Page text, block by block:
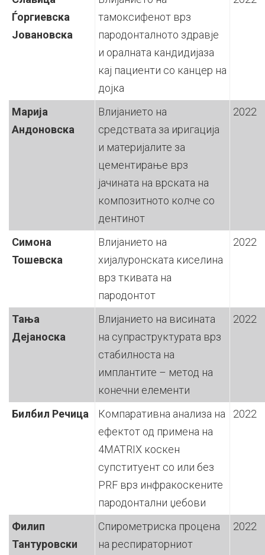
Ѓоргиевска
Јовановска
тамоксифенот врз
пародонталното здравје
и оралната кандидијаза
кај пациенти со канцер на
дојка
Марија
Андоновска
Влијанието на
средствата за иригација
и материјалите за
цементирање врз
јачината на врската на
композитното колче со
дентинот
2022
Симона
Тошевска
Влијанието на
хијалуронската киселина
врз ткивата на
пародонтот
2022
Тања
Дејаноска
Влијанието на висината
на супраструктурата врз
стабилноста на
имплантите – метод на
конечни елементи
2022
Билбил Речица
Компаративна анализа на
ефектот од примена на
4MATRIX коскен
супституент со или без
PRF врз инфракоскените
пародонтални џебови
2022
Филип
Тантуровски
Спирометриска процена
на респираторниот
2022